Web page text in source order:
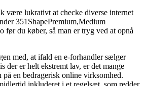
være lukrativt at checke diverse internet
351ShapePremium,Medium
før du køber, så man er tryg ved at opnå
med, at ifald en e-forhandler sælger
der er helt ekstremt lav, er det mange
på en bedragerisk online virksomhed.
inkluderet i et regelsæt, som redder